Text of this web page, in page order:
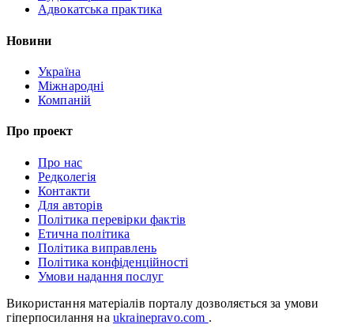
Адвокатська практика
Новини
Україна
Міжнародні
Компаній
Про проект
Про нас
Редколегія
Контакти
Для авторів
Політика перевірки фактів
Етична політика
Політика виправлень
Політика конфіденційності
Умови надання послуг
Використання матеріалів порталу дозволяється за умови
гіперпосилання на ukrainepravo.com .